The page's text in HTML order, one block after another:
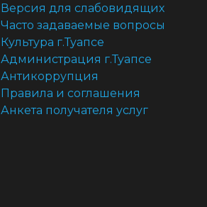
Версия для слабовидящих
Часто задаваемые вопросы
Культура г.Туапсе
Администрация г.Туапсе
Антикоррупция
Правила и соглашения
Анкета получателя услуг